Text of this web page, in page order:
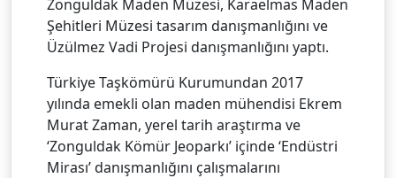
Zonguldak Maden Müzesi, Karaelmas Maden
Şehitleri Müzesi tasarım danışmanlığını ve
Üzülmez Vadi Projesi danışmanlığını yaptı.
Türkiye Taşkömürü Kurumundan 2017
yılında emekli olan maden mühendisi Ekrem
Murat Zaman, yerel tarih araştırma ve
‘Zonguldak Kömür Jeoparkı’ içinde ‘Endüstri
Mirası’ danışmanlığını çalışmalarını